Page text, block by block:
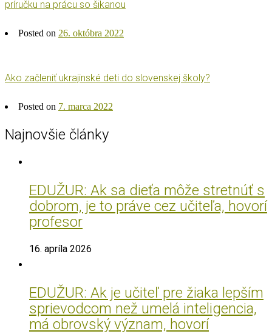
príručku na prácu so šikanou
Posted on 26. októbra 2022
Ako začleniť ukrajinské deti do slovenskej školy?
Posted on 7. marca 2022
Najnovšie články
EDUŽUR: Ak sa dieťa môže stretnúť s
dobrom, je to práve cez učiteľa, hovorí
profesor
16. apríla 2026
EDUŽUR: Ak je učiteľ pre žiaka lepším
sprievodcom než umelá inteligencia,
má obrovský význam, hovorí